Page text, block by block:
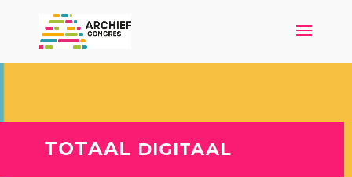
TOTAAL DIGITAAL